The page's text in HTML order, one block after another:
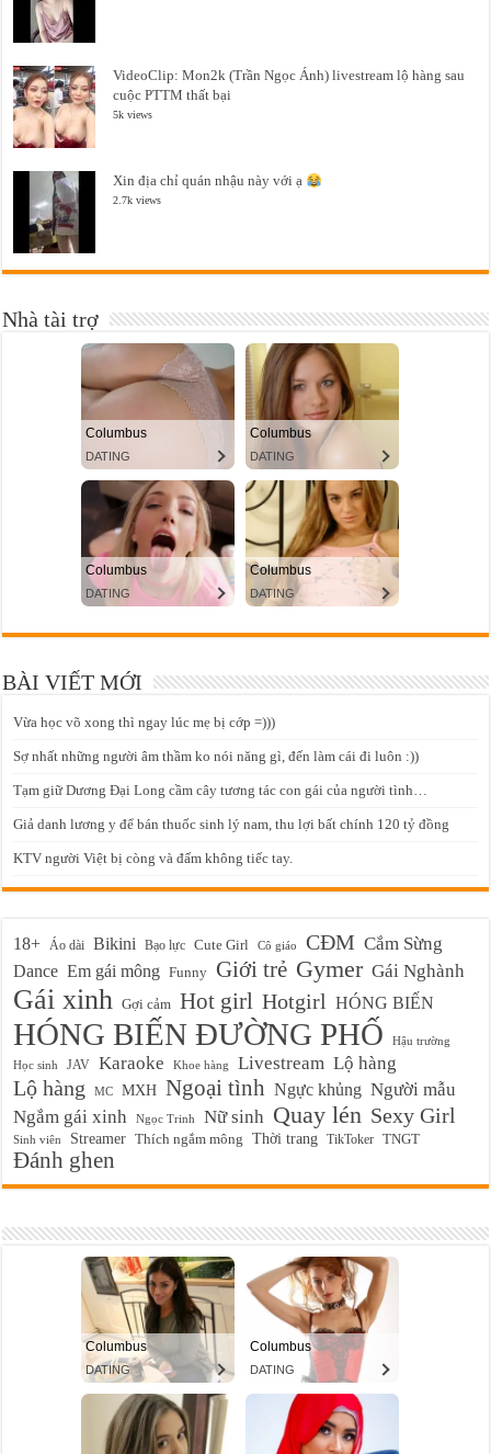
VideoClip: Mon2k (Trần Ngọc Ánh) livestream lộ hàng sau
cuộc PTTM thất bại
5k views
Xin địa chỉ quán nhậu này với ạ
2.7k views
Nhà tài trợ
BÀI VIẾT MỚI
Vừa học võ xong thì ngay lúc mẹ bị cớp =)))
Sợ nhất những người âm thầm ko nói năng gì, đến làm cái đi luôn :))
Tạm giữ Dương Đại Long cầm cây tương tác con gái của người tình…
Giả danh lương y để bán thuốc sinh lý nam, thu lợi bất chính 120 tỷ đồng
KTV người Việt bị còng và đấm không tiếc tay.
18+ Áo dài Bikini Bạo lực Cute Girl Cô giáo CĐM Cắm Sừng
Dance Em gái mông Funny Giới trẻ Gymer Gái Nghành
Gái xinh Gợi cảm Hot girl Hotgirl HÓNG BIẾN
HÓNG BIẾN ĐƯỜNG PHỐ
Hậu trường
Học sinh
JAV Karaoke Khoe hàng Livestream Lộ hàng
Lộ hàng MC MXH Ngoại tình Ngực khủng Người mẫu
Ngắm gái xinh
Ngọc Trinh Nữ sinh Quay lén Sexy Girl
Sinh viên Streamer Thích ngắm mông Thời trang TikToker TNGT
Đánh ghen